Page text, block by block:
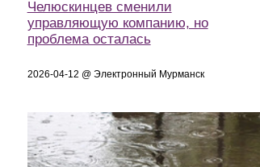
Челюскинцев сменили
управляющую компанию, но
проблема осталась
2026-04-12 @ Электронный Мурманск